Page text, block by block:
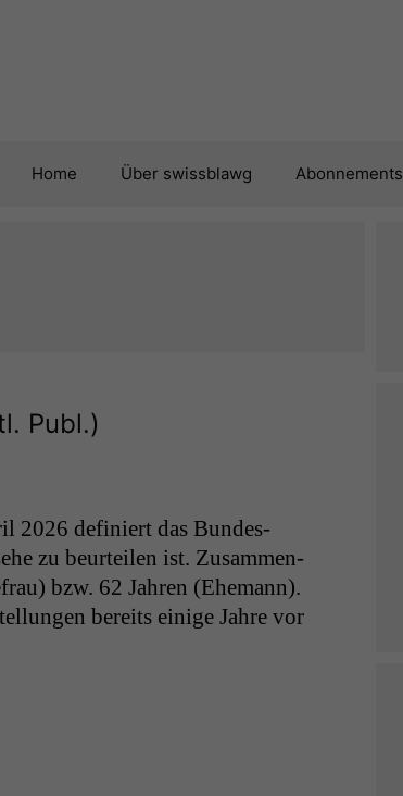
Home Über swissblawg Abonnements
Publ.)
2026 definiert das Bun­des­
zu beurteilen ist. Zusam­men­
bzw. 62 Jahren (Ehe­mann).
bere­its einige Jahre vor